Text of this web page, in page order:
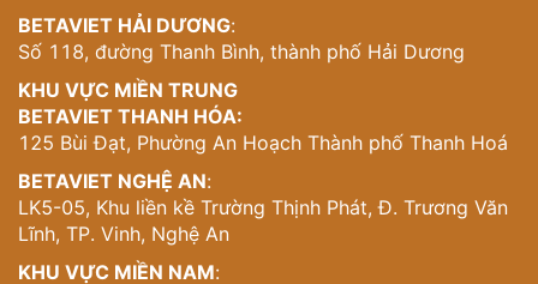
BETAVIET HẢI DƯƠNG:
Số 118, đường Thanh Bình, thành phố Hải Dương
KHU VỰC MIỀN TRUNG
BETAVIET THANH HÓA:
125 Bùi Đạt, Phường An Hoạch Thành phố Thanh Hoá
BETAVIET NGHỆ AN:
LK5-05, Khu liền kề Trường Thịnh Phát, Đ. Trương Văn
Lĩnh, TP. Vinh, Nghệ An
KHU VỰC MIỀN NAM: